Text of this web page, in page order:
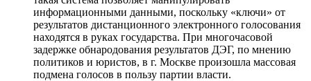
информационными данными, поскольку «ключи» от
результатов дистанционного электронного голосования
находятся в руках государства. При многочасовой
задержке обнародования результатов ДЭГ, по мнению
политиков и юристов, в г. Москве произошла массовая
подмена голосов в пользу партии власти.